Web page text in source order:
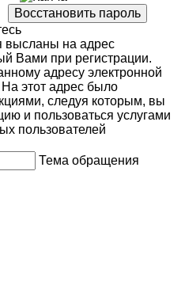
высланы на адрес
Вами при регистрации.
адресу электронной
этот адрес было
следуя которым, вы
и пользоваться услугами
пользователей
Тема обращения